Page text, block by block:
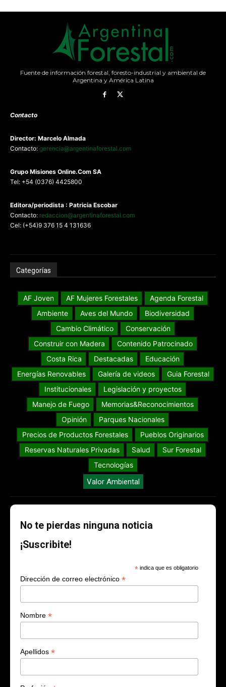
Fuente de información forestal, foresto-industrial y ambiental de
Argentina y América Latina
Contacto
Director: Marcelo Almada
Contacto: gerencia@argentinaforestal.com
Grupo Misiones Online.Com SA
Tel: +54 (0376) 4425800
Editora/periodista : Patricia Escobar
Contacto: redaccion@argentinaforestal.com
Cel: (+54)9 376 15 4 131636
Categorías
AF Joven AF Mujeres Forestales
Agenda Forestal
Ambiente
Aves del Mundo
Biodiversidad
Cambio Climático
Conservación
Construir con Madera
Contenido Patrocinado
Costa Rica
Destacadas
Educación
Energías Renovables
Galería de videos
Guia Forestal
Institucionales
Legislación y proyectos
Manejo de Fuego
Memorias&Reconocimientos
Opinión
Parques Nacionales
Precios de Productos Forestales
Pueblos Originarios
Reservas Naturales Privadas
Salud
Sur Forestal
Tecnologías
Valor Ambiental
No te pierdas ninguna noticia
¡Suscribite!
* indica que es obligatorio
Dirección de correo electrónico *
Nombre *
Apellidos *